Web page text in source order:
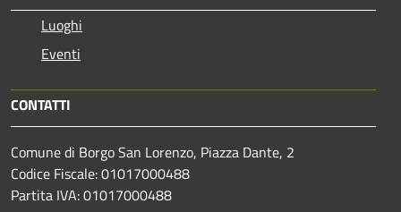
Luoghi
Eventi
CONTATTI
Comune di Borgo San Lorenzo, Piazza Dante, 2
Codice Fiscale: 01017000488
Partita IVA: 01017000488